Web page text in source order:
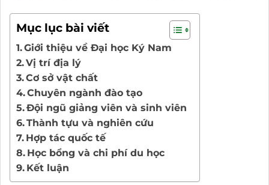
Mục lục bài viết
Giới thiệu về Đại học Ký Nam
Vị trí địa lý
Cơ sở vật chất
Chuyên ngành đào tạo
Đội ngũ giảng viên và sinh viên
Thành tựu và nghiên cứu
Hợp tác quốc tế
Học bổng và chi phí du học
Kết luận